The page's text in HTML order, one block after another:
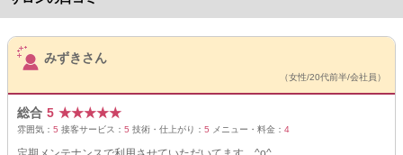
サロンPick Up
みずきさん
（女性/20代前半/会社員）
総合 5 ★★★★★
雰囲気： 5 接客サービス： 5 技術・仕上がり： 5 メニュー・料金： 4